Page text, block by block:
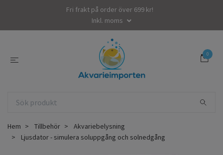
Fri frakt på order över 699 kr!
Inkl. moms
0
Hem Tillbehör
Akvariebelysning
Ljusdator - simulera soluppgång och solnedgång